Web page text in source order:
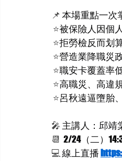
📌 本場重點一次
⭐️被保險人因個
⭐️拒勞檢反而划
⭐️營造業降職災
⭐️職安卡覆蓋率
⭐️高職災、高違
⭐️呂秋遠逼墮胎
🎤 主講人：邱靖
📆 2/24（二）
💻 線上直播